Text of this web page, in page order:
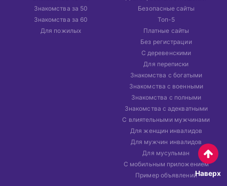
Знакомства за 50
Знакомства за 60
Для пожилых
Безопасные сайты
Топ-5
Платные сайты
Без регистрации
С деревенскими
Для переписки
Знакомства с богатыми
Знакомства с военными
Знакомства с полными
Знакомства с адекватными
С влиятельными мужчинами
Для женщин инвалидов
Для мужчин инвалидов
Для мусульман
С мобильным приложением
Пример объявленийНаверх